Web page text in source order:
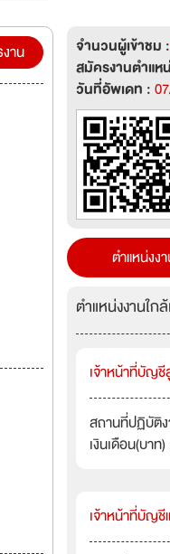
าน จำนวนผู้เข้าชม :
สมัครงานตำแห
วันที่อัพเดท :
ตำแหน่งง
ตำแหน่งงานใก
เจ้าหน้าที่บัญ
สถานที่ปฏิบัติ
เงินเดือน(บา
เจ้าหน้าที่บัญชี